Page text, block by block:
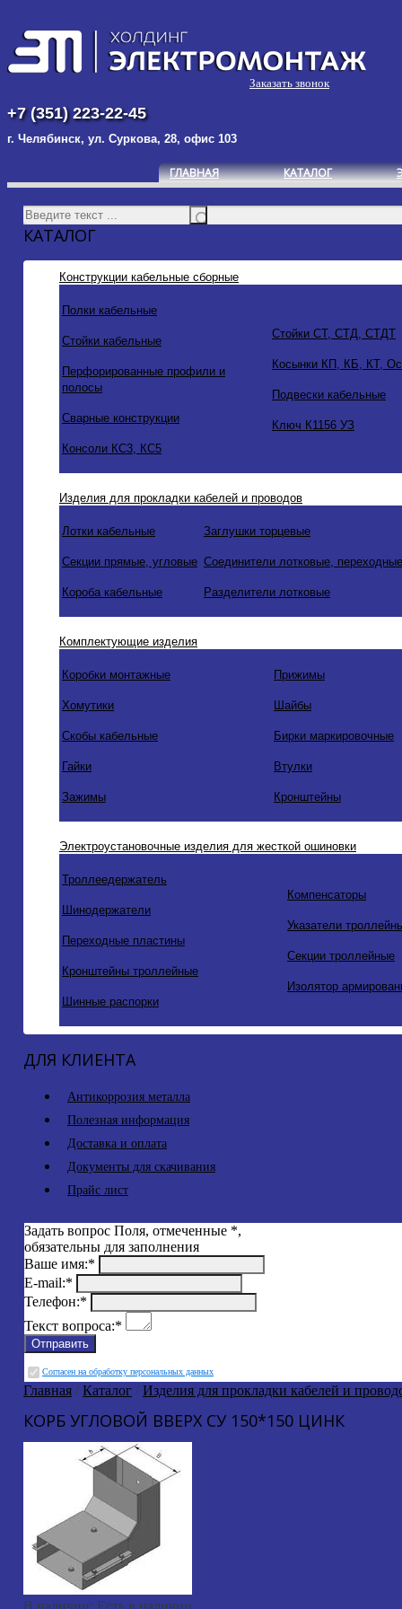
+7 (351) 223-22-45
г. Челябинск, ул. Суркова, 28, офис 103
Заказать звонок
ГЛАВНАЯ КАТАЛОГ
КАТАЛОГ
Конструкции кабельные сборные
Полки кабельные
Стойки кабельные
Перфорированные профили и
полосы
Сварные конструкции
Консоли КС3, КС5
Стойки СТ, СТД, СТДТ
Косынки КП, КБ, КТ,
Подвески кабельные
Ключ К1156 УЗ
Изделия для прокладки кабелей и проводов
Лотки кабельные
Секции прямые, угловые
Короба кабельные
Заглушки торцевые
Соединители лотковые,
Разделители лотковые
Комплектующие изделия
Коробки монтажные
Хомутики
Скобы кабельные
Гайки
Зажимы
Прижимы
Шайбы
Бирки маркировочные
Втулки
Кронштейны
Электроустановочные изделия для жесткой ошиновки
Троллеедержатель
Шинодержатели
Переходные пластины
Кронштейны троллейные
Шинные распорки
Компенсаторы
Указатели
Секции троллейные
Изолятор
ДЛЯ КЛИЕНТА
Антикоррозия металла
Полезная информация
Доставка и оплата
Документы для скачивания
Прайс лист
Задать вопрос Поля, отмеченные *,
обязательны для заполнения
Ваше имя:*
E-mail:*
Телефон:*
Текст вопроса:*
Cогласен на обработку персональных данных
Главная /Каталог /Изделия для прокладки кабелей и
КОРБ УГЛОВОЙ ВВЕРХ СУ 150*150 ЦИНК
В наличии: Есть в наличии